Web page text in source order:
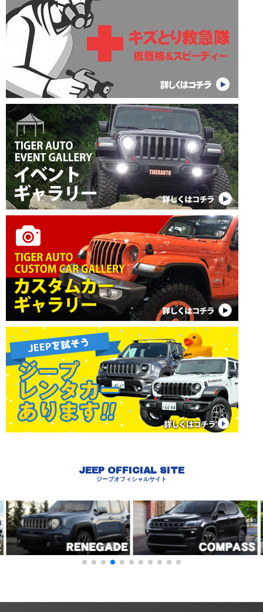
JEEP OFFICIAL SITE
ジープオフィシャルサイト